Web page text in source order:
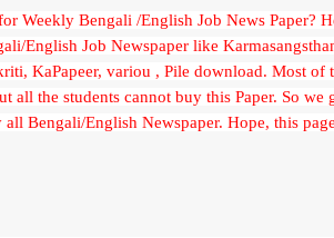
Weekly Bengali /English Job News Paper?
English Job Newspaper like
KaPapeer, variou , Pile download. Most
all the students cannot buy this Paper. So
all Bengali/English Newspaper. Hope, this